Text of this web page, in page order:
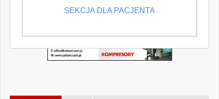
SEKCJA DLA PACJENTA